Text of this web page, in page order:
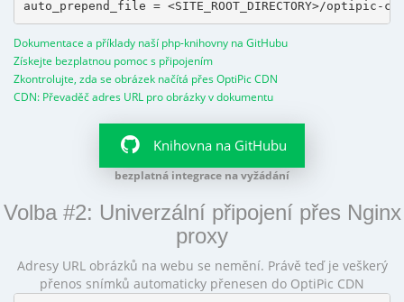
Dokumentace a příklady naší php-knihovny na GitHubu
Získejte bezplatnou pomoc s připojením
Zkontrolujte, zda se obrázek načítá přes OptiPic CDN
CDN: Převaděč adres URL pro obrázky v dokumentu
Knihovna na GitHubu
bezplatná integrace na vyžádání
Volba #2: Univerzální připojení přes Nginx
proxy
Adresy URL obrázků na webu se nemění. Právě teď je veškerý
přenos snímků automaticky přenesen do OptiPic CDN